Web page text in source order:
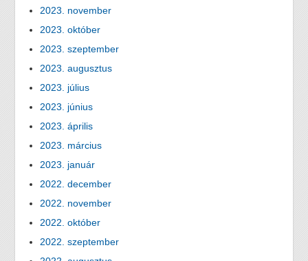
2023. november
2023. október
2023. szeptember
2023. augusztus
2023. július
2023. június
2023. április
2023. március
2023. január
2022. december
2022. november
2022. október
2022. szeptember